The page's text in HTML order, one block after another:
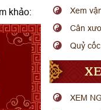
khảo:
Xem
Cân
Quỷ
XEM